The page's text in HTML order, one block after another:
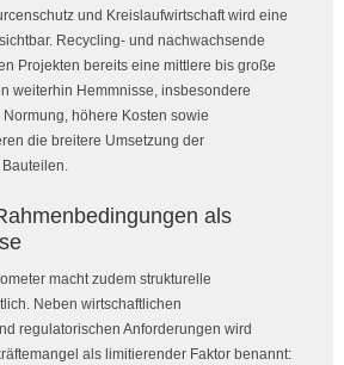
und Kreislaufwirtschaft wird eine
Recycling- und nachwachsende
Projekten bereits eine mittlere bis große
weiterhin Hemmnisse, insbesondere
höhere Kosten sowie
die breitere Umsetzung der
als
macht zudem strukturelle
Neben wirtschaftlichen
regulatorischen Anforderungen wird
als limitierender Faktor benannt: